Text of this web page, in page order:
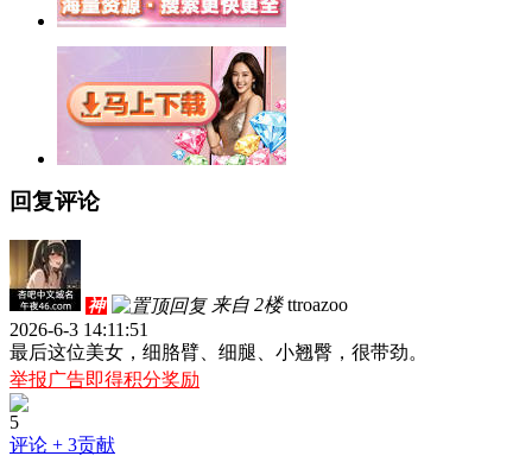
回复评论
神 来自 2楼 ttroazoo
2026-6-3 14:11:51
最后这位美女，细胳臂、细腿、小翘臀，很带劲。
举报广告即得积分奖励
5
评论 + 3贡献